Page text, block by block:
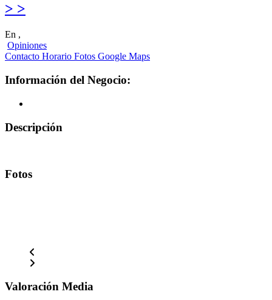
> >
En ,
Opiniones
Contacto Horario Fotos Google Maps
Información del Negocio:
Descripción
Fotos
Valoración Media